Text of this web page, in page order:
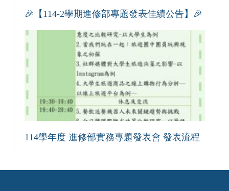
🎉【114-2學期進修部專題發表佳績公告】🎉
114學年度 進修部實務專題發表會 發表流程